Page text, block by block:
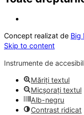
Concept realizat de Big
Skip to content
Instrumente de
Măriți textul
Micșorați textul
Alb-negru
Contrast ridicat